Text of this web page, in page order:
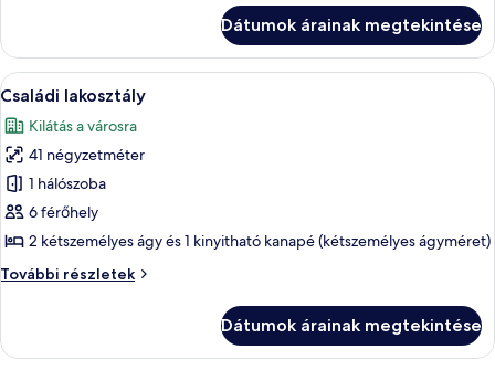
franciaágy
(nagyméretű)
franciaágy
további
Dátumok árainak megtekintése
A
következő
szoba
összes
képének
megtekintése:
Családi
Egy szállodai szoba, amelyben
8
Családi lakosztály
Kilátás a városra
41 négyzetméter
1 hálószoba
6 férőhely
2 kétszemélyes ágy és 1 kinyitható kanapé (kétszemélyes ágyméret)
További részletek
Családi
Dátumok árainak megtekintése